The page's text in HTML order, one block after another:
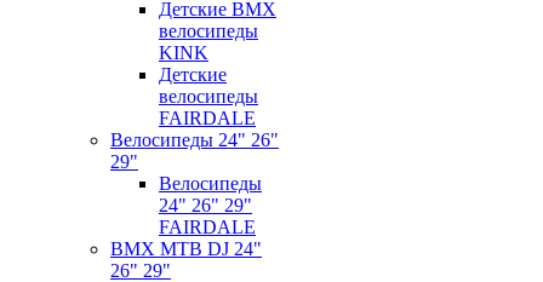
Детские BMX
велосипеды
KINK
Детские
велосипеды
FAIRDALE
Велосипеды 24" 26"
29"
Велосипеды
24" 26" 29"
FAIRDALE
BMX MTB DJ 24"
26" 29"